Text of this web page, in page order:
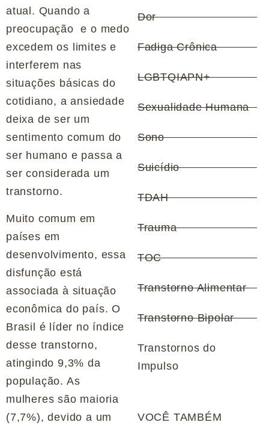
atual. Quando a
preocupação e o medo
excedem os limites e
interferem nas
situações básicas do
cotidiano, a ansiedade
deixa de ser um
sentimento comum do
ser humano e passa a
ser considerada um
transtorno.
Muito comum em
países em
desenvolvimento, essa
disfunção está
associada à situação
econômica do país. O
Brasil é líder no índice
desse transtorno,
atingindo 9,3% da
população. As
mulheres são maioria
(7,7%), devido a um
Dor
Fadiga Crônica
LGBTQIAPN+
Sexualidade Humana
Sono
Suicídio
TDAH
Trauma
TOC
Transtorno Alimentar
Transtorno Bipolar
Transtornos do
Impulso
VOCÊ TAMBÉM